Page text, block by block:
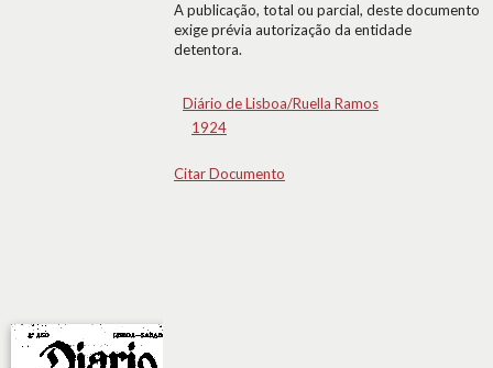
A publicação, total ou parcial, deste documento
exige prévia autorização da entidade
detentora.
Diário de Lisboa/Ruella Ramos
1924
Citar Documento